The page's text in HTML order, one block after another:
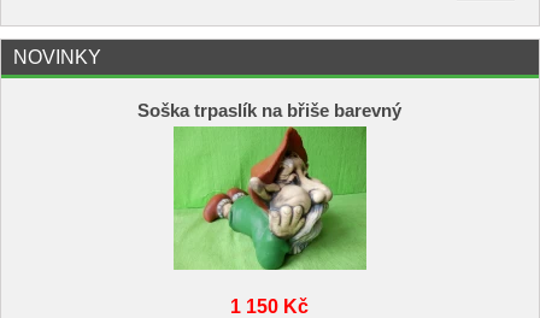
NOVINKY
Soška trpaslík na břiše barevný
1 150 Kč